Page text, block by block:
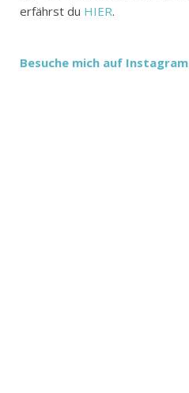
erfährst du HIER.
Besuche mich auf Instagram